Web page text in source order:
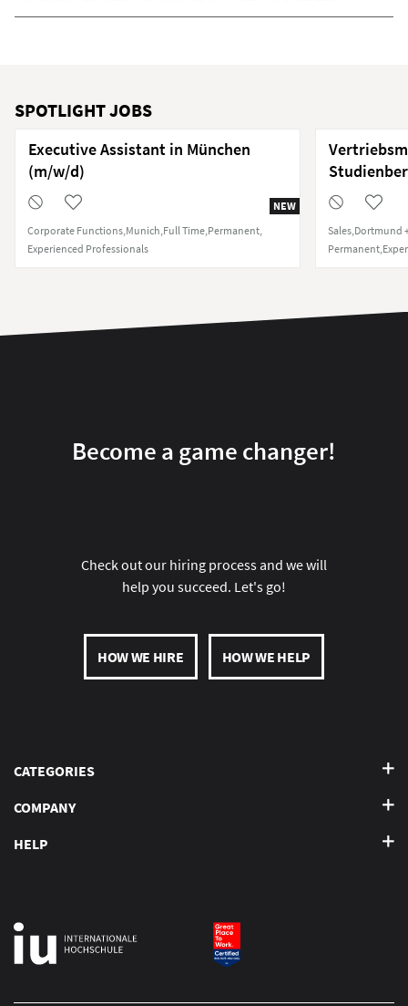
SPOTLIGHT JOBS
NEW
Executive Assistant in München
(m/w/d)
Corporate Functions Munich Full Time Permanent
Experienced Professionals
Sales Dortmund
Permanent
Become a game changer!
Check out our hiring process and we will
help you succeed. Let's go!
HOW WE HIRE HOW WE HELP
CATEGORIES
COMPANY
HELP